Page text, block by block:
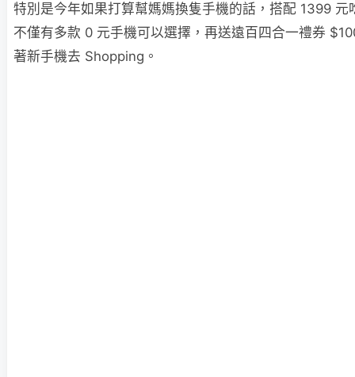
特別是今年如果打算幫媽媽換隻手機的話，搭配 1399 元
不僅有多款 0 元手機可以選擇，再送遠百四合一禮券
著新手機去 Shopping。